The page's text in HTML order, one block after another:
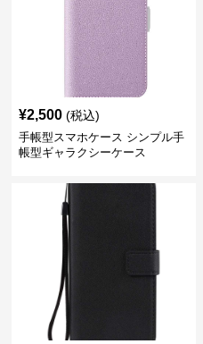
¥2,500 (税込)
手帳型スマホケース シンプル手
帳型ギャラクシーケース